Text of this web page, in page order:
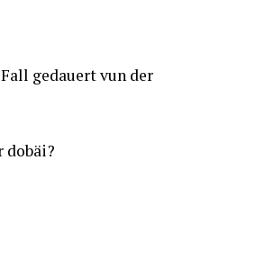
gedauert vun der
dobäi?